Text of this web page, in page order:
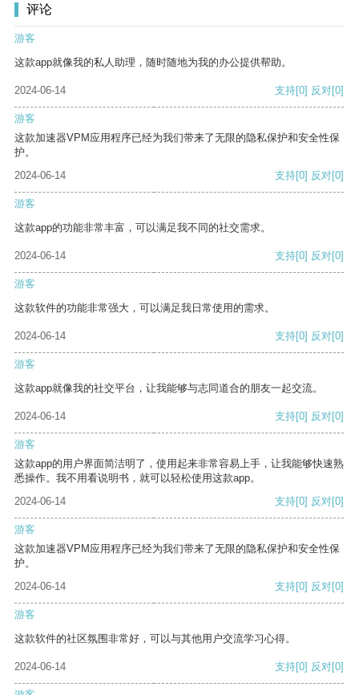
评论
游客
这款app就像我的私人助理，随时随地为我的办公提供帮助。
2024-06-14 支持[0] 反对[0]
游客
这款加速器VPM应用程序已经为我们带来了无限的隐私保护和安全性保
护。
2024-06-14
支持[0] 反对[0]
游客
这款app的功能非常丰富，可以满足我不同的社交需求。
2024-06-14 支持[0] 反对[0]
游客
这款软件的功能非常强大，可以满足我日常使用的需求。
2024-06-14 支持[0] 反对[0]
游客
这款app就像我的社交平台，让我能够与志同道合的朋友一起交流。
2024-06-14 支持[0] 反对[0]
游客
这款app的用户界面简洁明了，使用起来非常容易上手，让我能够快速熟
悉操作。我不用看说明书，就可以轻松使用这款app。
2024-06-14
支持[0] 反对[0]
游客
这款加速器VPM应用程序已经为我们带来了无限的隐私保护和安全性保
护。
2024-06-14
支持[0] 反对[0]
游客
这款软件的社区氛围非常好，可以与其他用户交流学习心得。
2024-06-14 支持[0] 反对[0]